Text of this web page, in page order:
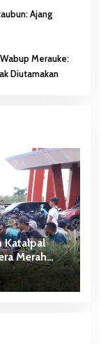
Ajang
Merauke:
Diutamakan
Katalpal
Merah